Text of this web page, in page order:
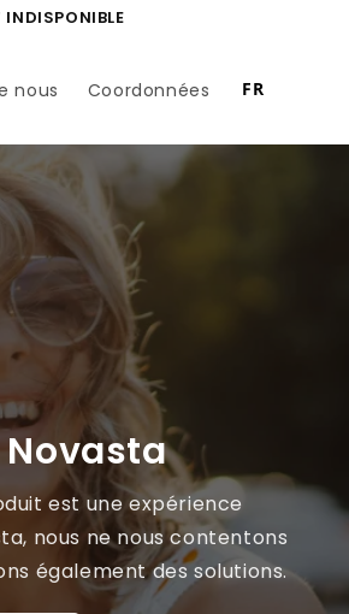
nous Coordonnées FR
Novasta
est une expérience
nous ne nous contentons
également des solutions.